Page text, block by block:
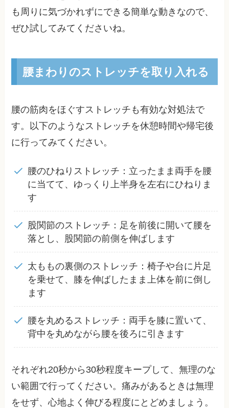
も周りに気づかれずにできる簡単な動きなので、
ぜひ試してみてくださいね。
腰まわりのストレッチを取り入れる
腰の筋肉をほぐすストレッチも有効な対処法で
す。以下のようなストレッチを休憩時間や帰宅後
に行ってみてください。
腰のひねりストレッチ：立ったまま両手を腰
に当てて、ゆっくり上半身を左右にひねりま
す
股関節のストレッチ：足を前後に開いて腰を
落とし、股関節の前側を伸ばします
太ももの裏側のストレッチ：椅子や台に片足
を乗せて、膝を伸ばしたまま上体を前に倒し
ます
腰を丸めるストレッチ：両手を膝に置いて、
背中を丸めながら腰を後ろに引きます
それぞれ20秒から30秒程度キープして、無理のな
い範囲で行ってください。痛みがあるときは無理
をせず、心地よく伸びる程度にとどめましょう。